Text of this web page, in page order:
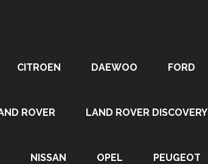
CITROEN DAEWOO FORD
ROVER LAND ROVER DISCOVERY
NISSAN OPEL PEUGEOT